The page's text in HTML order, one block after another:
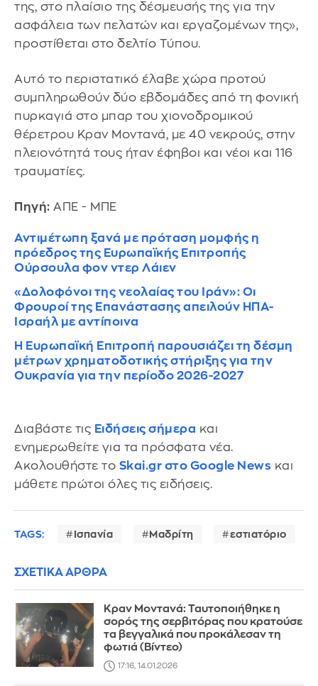
της, στο πλαίσιο της δέσμευσής της για την
ασφάλεια των πελατών και εργαζομένων της»,
προστίθεται στο δελτίο Τύπου.
Αυτό το περιστατικό έλαβε χώρα προτού
συμπληρωθούν δύο εβδομάδες από τη φονική
πυρκαγιά στο μπαρ του χιονοδρομικού
θέρετρου Κραν Μοντανά, με 40 νεκρούς, στην
πλειονότητά τους ήταν έφηβοι και νέοι και 116
τραυματίες.
Πηγή: ΑΠΕ - ΜΠΕ
Αντιμέτωπη ξανά με πρόταση μομφής η
πρόεδρος της Ευρωπαϊκής Επιτροπής
Ούρσουλα φον ντερ Λάιεν
«Δολοφόνοι της νεολαίας του Ιράν»: Οι
Φρουροί της Επανάστασης απειλούν ΗΠΑ-
Ισραήλ με αντίποινα
Η Ευρωπαϊκή Επιτροπή παρουσιάζει τη δέσμη
μέτρων χρηματοδοτικής στήριξης για την
Ουκρανία για την περίοδο 2026-2027
Διαβάστε τις Ειδήσεις σήμερα και
ενημερωθείτε για τα πρόσφατα νέα.
Ακολουθήστε το Skai.gr στο Google News και
μάθετε πρώτοι όλες τις ειδήσεις.
TAGS: Ισπανία Μαδρίτη εστιατόριο
ΣΧΕΤΙΚΑ ΑΡΘΡΑ
Κραν Μοντανά: Ταυτοποιήθηκε η
σορός της σερβιτόρας που κρατούσε
τα βεγγαλικά που προκάλεσαν τη
φωτιά (Βίντεο)
17:16, 14.01.2026